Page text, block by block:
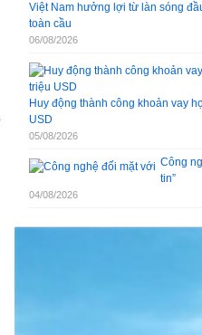
Việt Nam hưởng lợi từ làn sóng
toàn cầu
06/08/2026
Huy động thành công khoản vay
USD
05/08/2026
Công
tin”
04/08/2026